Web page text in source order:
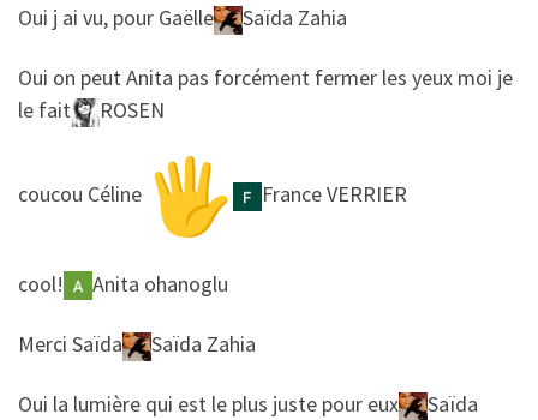
​​Oui j ai vu, pour Gaëlle Saïda Zahia
​​Oui on peut Anita pas forcément fermer les yeux moi je
le fait
ROSEN
​​coucou Céline France VERRIER
​​cool! Anita ohanoglu
​​Merci Saïda Saïda Zahia
​​Oui la lumière qui est le plus juste pour eux
Saïda